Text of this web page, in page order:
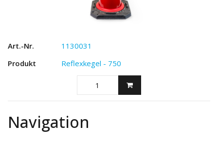
Navigation
1130031
Reflexkegel - 750